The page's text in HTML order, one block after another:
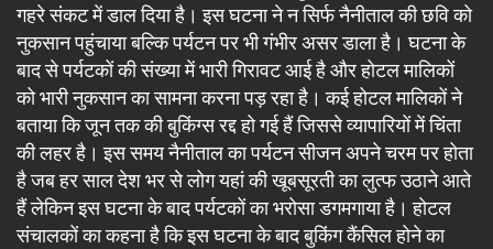
गहरे संकट में डाल दिया है। इस घटना ने न सिर्फ नैनीताल की छवि को
नुकसान पहुंचाया बल्कि पर्यटन पर भी गंभीर असर डाला है। घटना के
बाद से पर्यटकों की संख्या में भारी गिरावट आई है और होटल मालिकों
को भारी नुकसान का सामना करना पड़ रहा है। कई होटल मालिकों ने
बताया कि जून तक की बुकिंग्स रद्द हो गई हैं जिससे व्यापारियों में चिंता
की लहर है। इस समय नैनीताल का पर्यटन सीजन अपने चरम पर होता
है जब हर साल देश भर से लोग यहां की खूबसूरती का लुत्फ उठाने आते
हैं लेकिन इस घटना के बाद पर्यटकों का भरोसा डगमगाया है। होटल
संचालकों का कहना है कि इस घटना के बाद बुकिंग कैंसिल होने का